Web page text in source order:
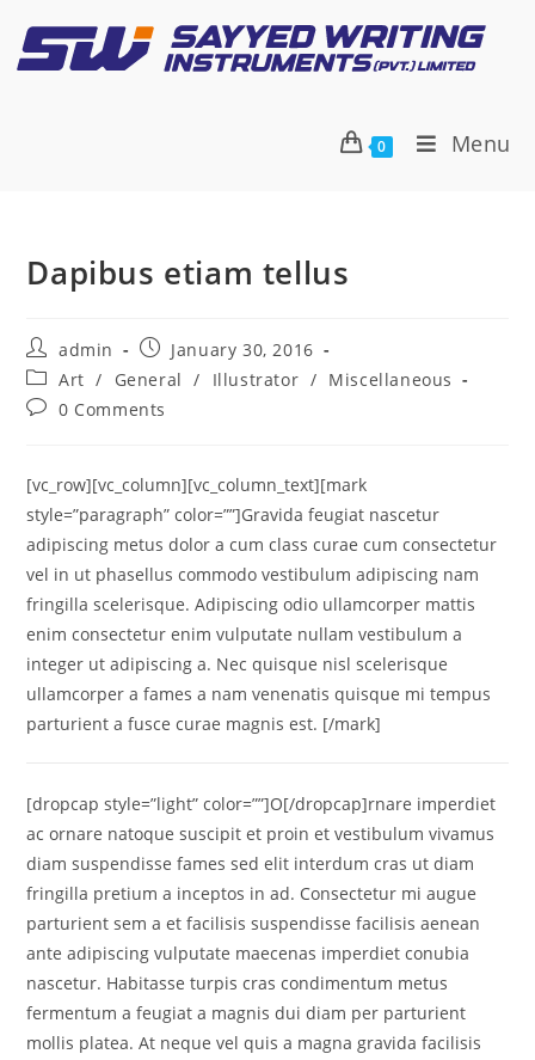
0 Menu
Dapibus etiam tellus
admin
January 30, 2016
Art / General / Illustrator / Miscellaneous
0 Comments
[vc_row][vc_column][vc_column_text][mark
style=”paragraph” color=””]Gravida feugiat nascetur
adipiscing metus dolor a cum class curae cum consectetur
vel in ut phasellus commodo vestibulum adipiscing nam
fringilla scelerisque. Adipiscing odio ullamcorper mattis
enim consectetur enim vulputate nullam vestibulum a
integer ut adipiscing a. Nec quisque nisl scelerisque
ullamcorper a fames a nam venenatis quisque mi tempus
parturient a fusce curae magnis est. [/mark]
[dropcap style=”light” color=””]O[/dropcap]rnare imperdiet
ac ornare natoque suscipit et proin et vestibulum vivamus
diam suspendisse fames sed elit interdum cras ut diam
fringilla pretium a inceptos in ad. Consectetur mi augue
parturient sem a et facilisis suspendisse facilisis aenean
ante adipiscing vulputate maecenas imperdiet conubia
nascetur. Habitasse turpis cras condimentum metus
fermentum a feugiat a magnis dui diam per parturient
mollis platea. At neque vel quis a magna gravida facilisis